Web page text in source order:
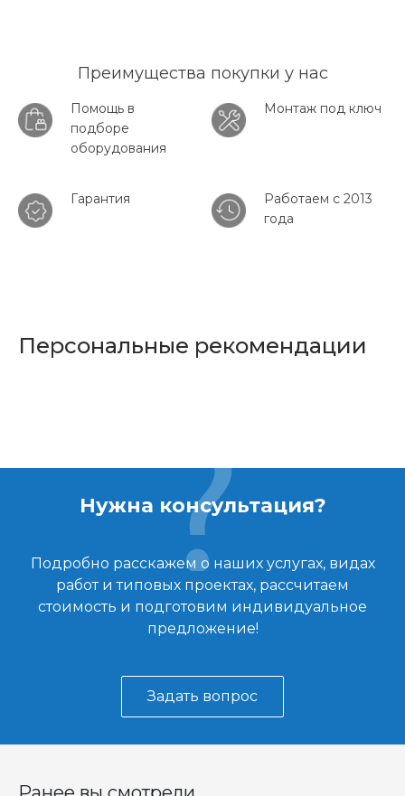
Преимущества покупки у нас
Помощь в
подборе
оборудования
Монтаж под ключ
Гарантия
Работаем с 2013
года
Персональные рекомендации
Нужна консультация?
Подробно расскажем о наших услугах, видах
работ и типовых проектах, рассчитаем
стоимость и подготовим индивидуальное
предложение!
Задать вопрос